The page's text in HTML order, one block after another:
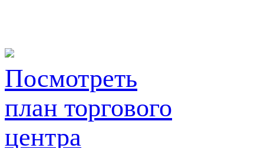
Посмотреть
план торгового
центра